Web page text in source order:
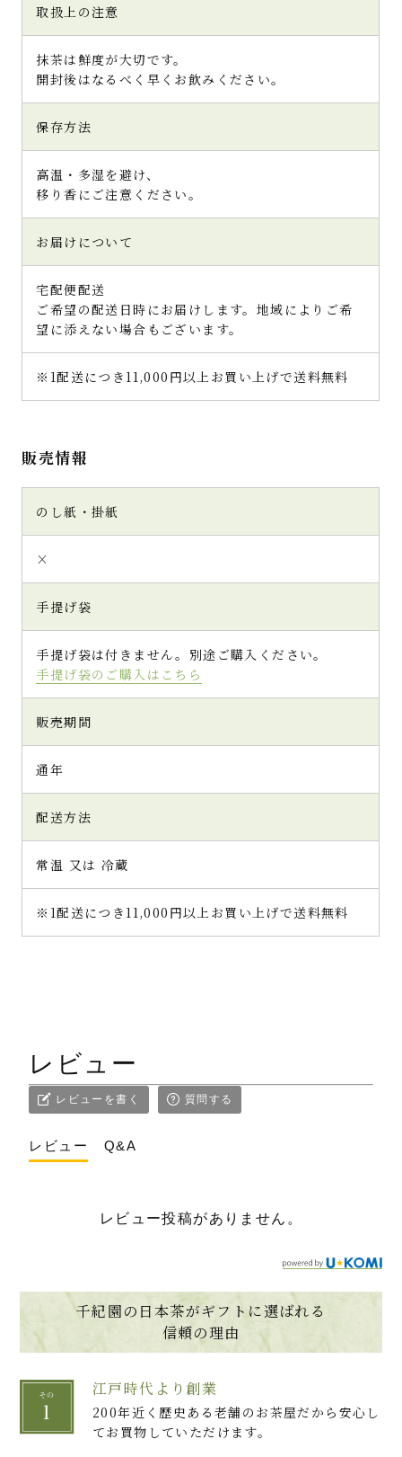
取扱上の注意
抹茶は鮮度が大切です。
開封後はなるべく早くお飲みください。
保存方法
高温・多湿を避け、
移り香にご注意ください。
お届けについて
宅配便配送
ご希望の配送日時にお届けします。地域によりご希
望に添えない場合もございます。
※1配送につき11,000円以上お買い上げで送料無料
販売情報
のし紙・掛紙
×
手提げ袋
手提げ袋は付きません。別途ご購入ください。
手提げ袋のご購入はこちら
販売期間
通年
配送方法
常温 又は 冷蔵
※1配送につき11,000円以上お買い上げで送料無料
レビュー
レビューを書く 質問する
レビュー Q&A
レビュー投稿がありません。
千紀園の日本茶がギフトに選ばれる
信頼の理由
江戸時代より創業
200年近く歴史ある老舗のお茶屋だから安心し
てお買物していただけます。